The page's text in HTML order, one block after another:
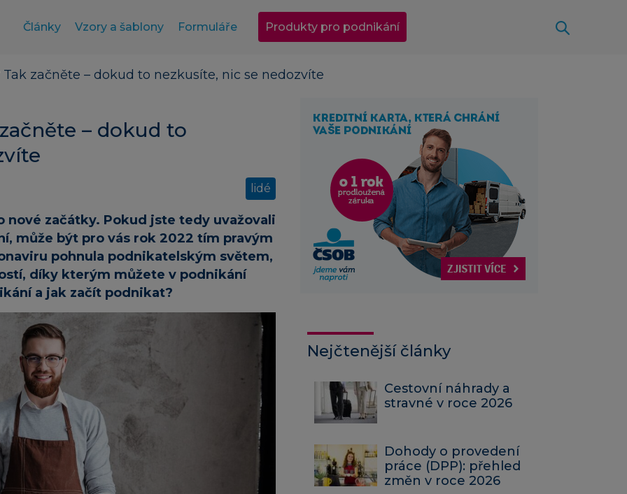
Články Vzory a šablony Formuláře Produkty pro podnikání
začněte – dokud to nezkusíte, nic se nedozvíte
– dokud to
lidé
nové začátky. Pokud jste tedy uvažovali
může být pro vás rok 2022 tím pravým
pohnula podnikatelským světem,
díky kterým můžete v podnikání
a jak začít podnikat?
Nejčtenější články
Cestovní náhrady a
stravné v roce 2026
Dohody o provedení
práce (DPP): přehled
změn v roce 2026